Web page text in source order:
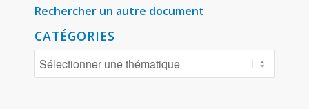
Rechercher un autre document
CATÉGORIES